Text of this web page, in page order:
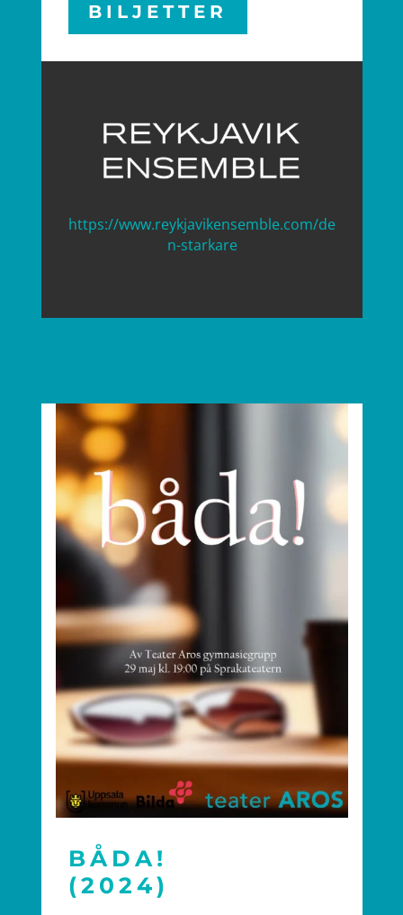
BILJETTER
https://www.reykjavikensemble.com/de
n-starkare
BÅDA!
(2024)